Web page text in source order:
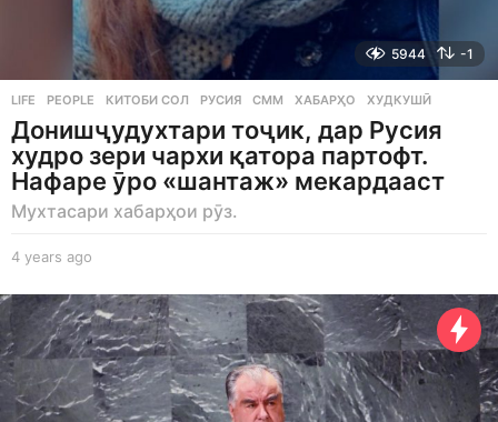
5944 -1
LIFE ,PEOPLE КИТОБИ СОЛ ,РУСИЯ ,СММ ,ХАБАРҲО ,ХУДКУШӢ
Донишҷудухтари тоҷик, дар Русия
худро зери чархи қатора партофт.
Нафаре ӯро «шантаж» мекардааст
Мухтасари хабарҳои рӯз.
4 years ago
e
a
r
s
a
g